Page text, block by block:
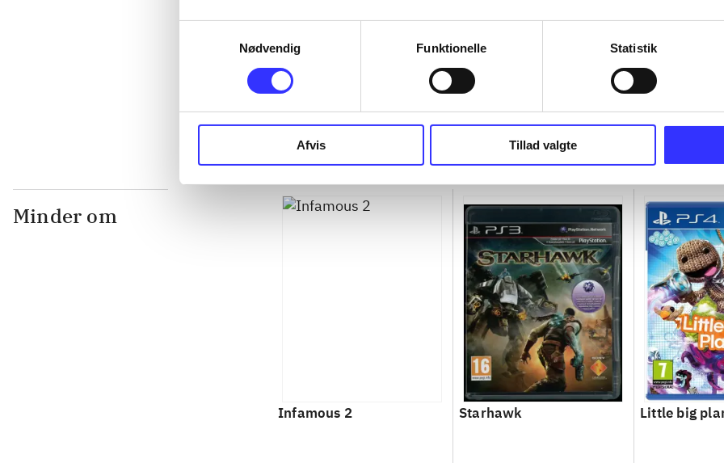
Nødvendig
Funktionelle Statistik
Afvis Tillad valgte
...
...
Minder om
Infamous 2 Starhawk Little big